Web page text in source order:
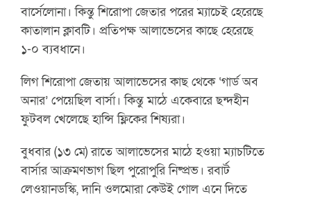
বার্সেলোনা। কিন্তু শিরোপা জেতার পরের ম্যাচেই হেরেছে
কাতালান ক্লাবটি। প্রতিপক্ষ আলাভেসের কাছে হেরেছে
১-০ ব্যবধানে।
লিগ শিরোপা জেতায় আলাভেসের কাছ থেকে ‘গার্ড অব
অনার’ পেয়েছিল বার্সা। কিন্তু মাঠে একেবারে ছন্দহীন
ফুটবল খেলেছে হান্সি ফ্লিকের শিষ্যরা।
বুধবার (১৩ মে) রাতে আলাভেসের মাঠে হওয়া ম্যাচটিতে
বার্সার আক্রমণভাগ ছিল পুরোপুরি নিষ্প্রভ। রবার্ট
লেওয়ানডস্কি, দানি ওলমোরা কেউই গোল এনে দিতে